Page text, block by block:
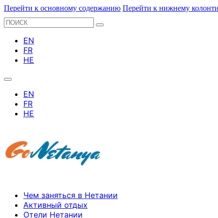
Перейти к основному содержанию Перейти к нижнему
Поиск
Чем заняться в Нетании
Активный отдых
Отели Нетании